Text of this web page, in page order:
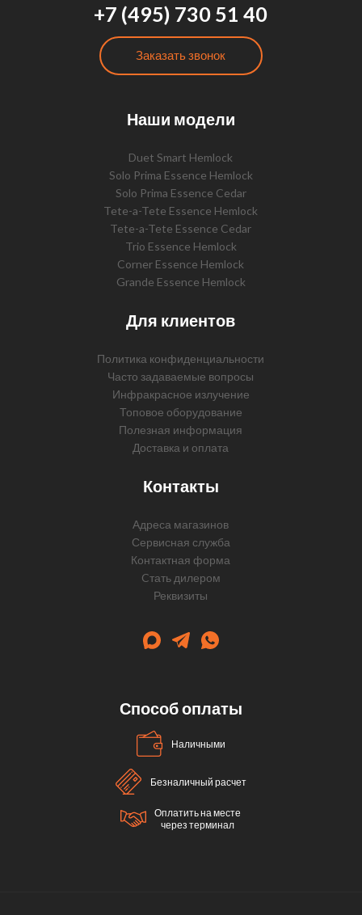
+7 (495) 730 51 40
Заказать звонок
Наши модели
Duet Smart Hemlock
Solo Prima Essence Hemlock
Solo Prima Essence Cedar
Tete-a-Tete Essence Hemlock
Tete-a-Tete Essence Cedar
Trio Essence Hemlock
Corner Essence Hemlock
Grande Essence Hemlock
Для клиентов
Политика конфиденциальности
Часто задаваемые вопросы
Инфракрасное излучение
Топовое оборудование
Полезная информация
Доставка и оплата
Контакты
Адреса магазинов
Сервисная служба
Контактная форма
Cтать дилером
Реквизиты
Способ оплаты
Наличными
Безналичный расчет
Оплатить на месте
через терминал